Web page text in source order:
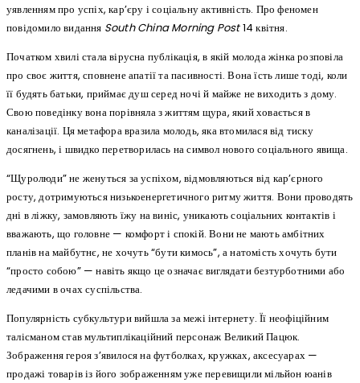
уявленням про успіх, кар’єру і соціальну активність. Про феномен
повідомило видання South China Morning Post14 квітня.
Початком хвилі стала вірусна публікація, в якій молода жінка розповіла
про своє життя, сповнене апатії та пасивності. Вона їсть лише тоді, коли
її будять батьки, приймає душ серед ночі й майже не виходить з дому.
Свою поведінку вона порівняла з життям щура, який ховається в
каналізації. Ця метафора вразила молодь, яка втомилася від тиску
досягнень, і швидко перетворилась на символ нового соціального явища.
“Щуролюди” не женуться за успіхом, відмовляються від кар’єрного
росту, дотримуються низькоенергетичного ритму життя. Вони проводять
дні в ліжку, замовляють їжу на виніс, уникають соціальних контактів і
вважають, що головне — комфорт і спокій. Вони не мають амбітних
планів на майбутнє, не хочуть “бути кимось”, а натомість хочуть бути
“просто собою” — навіть якщо це означає виглядати безтурботними або
ледачими в очах суспільства.
Популярність субкультури вийшла за межі інтернету. Її неофіційним
талісманом став мультиплікаційний персонаж Великий Пацюк.
Зображення героя з’явилося на футболках, кружках, аксесуарах —
продажі товарів із його зображенням уже перевищили мільйон юанів